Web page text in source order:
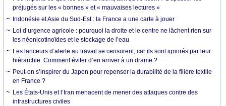
préjugés sur les « bonnes » et « mauvaises lectures »
Indonésie et Asie du Sud-Est : la France a une carte à jouer
Loi d’urgence agricole : pourquoi la droite et le centre ne lâchent rien sur
les néonicotinoïdes et le stockage de l’eau
Les lanceurs d’alerte au travail se censurent, car ils sont ignorés par leur
hiérarchie. Comment éviter d’en arriver à un drame ?
Peut-on s’inspirer du Japon pour repenser la durabilité de la filière textile
en France ?
Les États-Unis et l’Iran menacent de mener des attaques contre des
infrastructures civiles